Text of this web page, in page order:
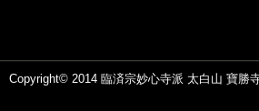
Copyright© 2014 臨済宗妙心寺派 太白山 寶勝